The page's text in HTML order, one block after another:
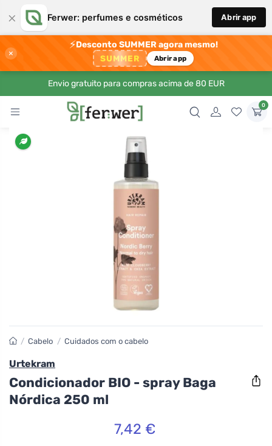
× Ferwer: perfumes e cosméticos Abrir app
×
⚡Desconto SUMMER agora mesmo!
SUMMER Abrir app
Envio gratuito para compras acima de 80 EUR
0
/ Cabelo / Cuidados com o cabelo
Urtekram
Condicionador BIO - spray Baga
Nórdica 250 ml
7,42 €